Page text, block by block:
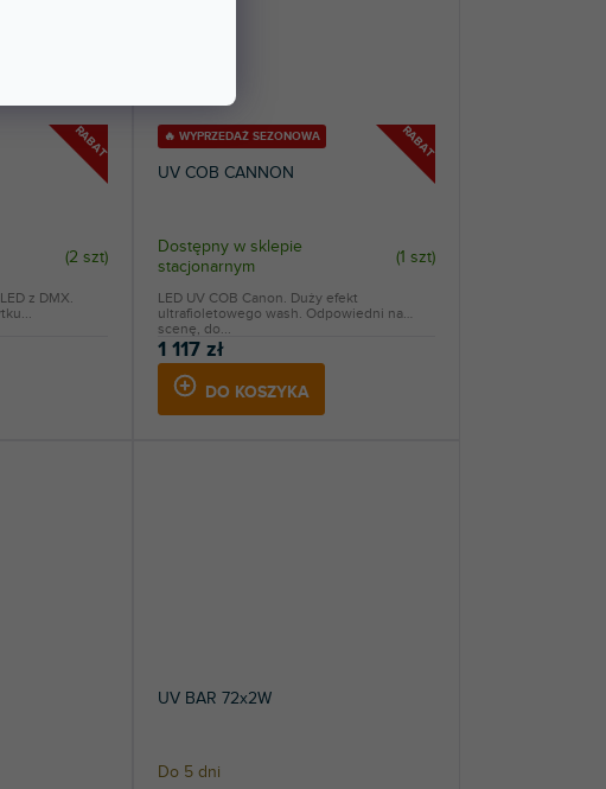
RABAT
(2 szt)
z DMX.
RABAT
🔥 WYPRZEDAŻ SEZONOWA
UV COB CANNON
Dostępny w sklepie
stacjonarnym
(1 szt)
1 117 zł
DO KOSZYKA
LED UV COB Canon. Duży efekt
ultrafioletowego wash. Odpowiedni na
scenę, do...
UV BAR 72x2W
Do 5 dni